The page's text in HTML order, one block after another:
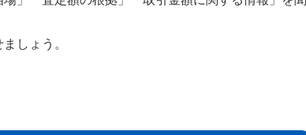
しょう。